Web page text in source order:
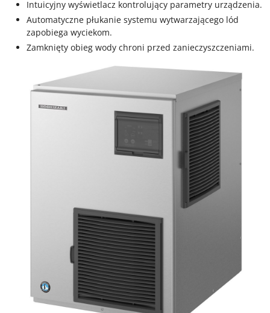
Intuicyjny wyświetlacz kontrolujący parametry urządzenia.
Automatyczne płukanie systemu wytwarzającego lód
zapobiega wyciekom.
Zamknięty obieg wody chroni przed zanieczyszczeniami.